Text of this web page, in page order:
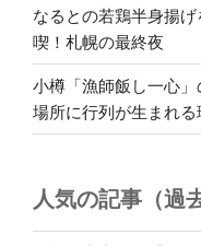
なるとの若鶏半身揚
喫！札幌の最終夜
小樽「漁師飯し一心
場所に行列が生まれる
人気の記事（過